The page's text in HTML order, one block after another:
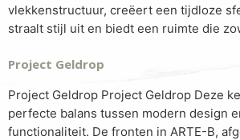
vlekkenstructuur, creëert een tijdloze
straalt stijl uit en biedt een ruimte die
Project Geldrop
Project Geldrop Project Geldrop Deze
perfecte balans tussen modern design
functionaliteit. De fronten in ARTE-B,